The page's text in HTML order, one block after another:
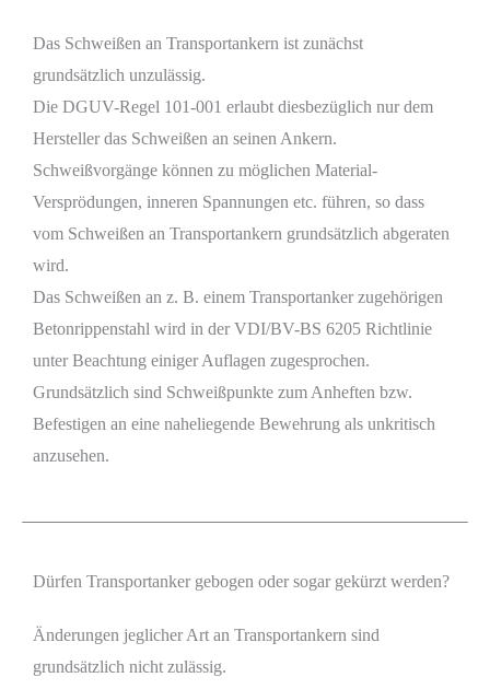
Das Schweißen an Transportankern ist zunächst
grundsätzlich unzulässig.
Die DGUV-Regel 101-001 erlaubt diesbezüglich nur dem
Hersteller das Schweißen an seinen Ankern.
Schweißvorgänge können zu möglichen Material-
Versprödungen, inneren Spannungen etc. führen, so dass
vom Schweißen an Transportankern grundsätzlich abgeraten
wird.
Das Schweißen an z. B. einem Transportanker zugehörigen
Betonrippenstahl wird in der VDI/BV-BS 6205 Richtlinie
unter Beachtung einiger Auflagen zugesprochen.
Grundsätzlich sind Schweißpunkte zum Anheften bzw.
Befestigen an eine naheliegende Bewehrung als unkritisch
anzusehen.
Dürfen Transportanker gebogen oder sogar gekürzt werden?
Änderungen jeglicher Art an Transportankern sind
grundsätzlich nicht zulässig.